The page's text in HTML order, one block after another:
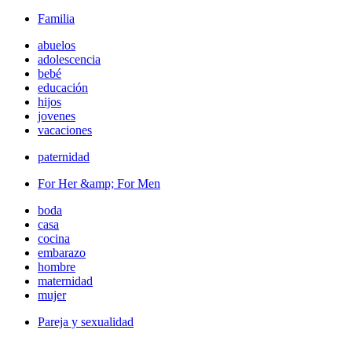
Familia
abuelos
adolescencia
bebé
educación
hijos
jovenes
vacaciones
paternidad
For Her &amp; For Men
boda
casa
cocina
embarazo
hombre
maternidad
mujer
Pareja y sexualidad